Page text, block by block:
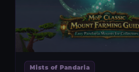
Mists of Pandaria